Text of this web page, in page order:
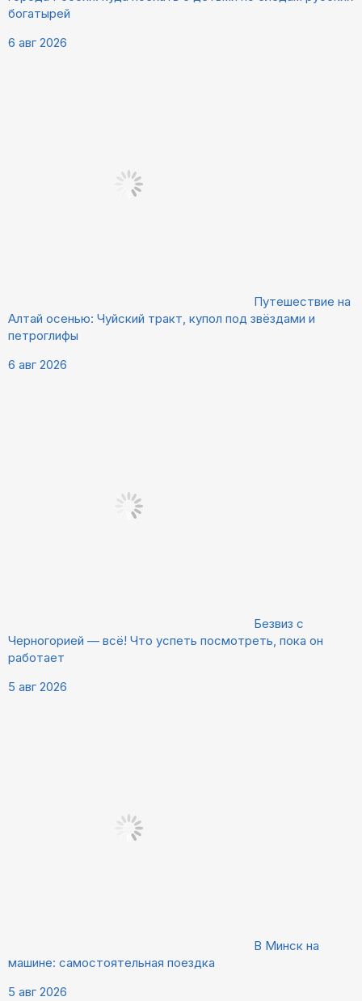
богатырей
6 авг 2026
Путешествие на
Алтай осенью: Чуйский тракт, купол под звёздами и
петроглифы
6 авг 2026
Безвиз с
Черногорией — всё! Что успеть посмотреть, пока он
работает
5 авг 2026
В Минск на
машине: самостоятельная поездка
5 авг 2026